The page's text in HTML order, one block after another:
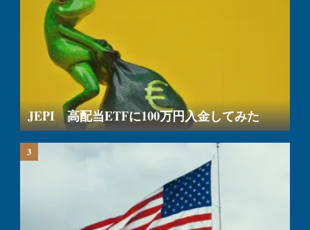
JEPI 高配当ETFに100万円入金してみた